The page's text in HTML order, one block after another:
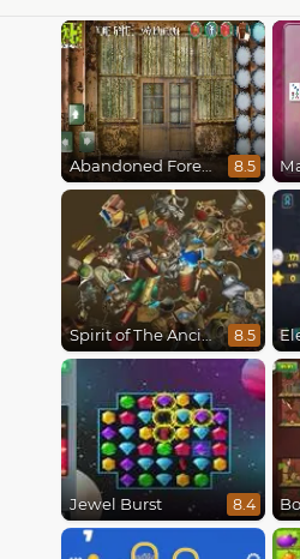
Abandoned Forest House 8.5
Spirit of The Ancient Forest 8.5
Jewel Burst 8.4